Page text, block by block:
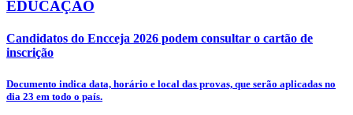
EDUCAÇÃO
Candidatos do Encceja 2026 podem consultar o cartão de
inscrição
Documento indica data, horário e local das provas, que serão aplicadas no
dia 23 em todo o país.